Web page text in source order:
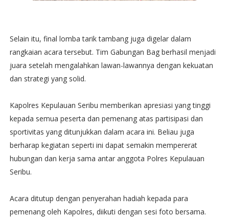
Selain itu, final lomba tarik tambang juga digelar dalam
rangkaian acara tersebut. Tim Gabungan Bag berhasil menjadi
juara setelah mengalahkan lawan-lawannya dengan kekuatan
dan strategi yang solid.
Kapolres Kepulauan Seribu memberikan apresiasi yang tinggi
kepada semua peserta dan pemenang atas partisipasi dan
sportivitas yang ditunjukkan dalam acara ini. Beliau juga
berharap kegiatan seperti ini dapat semakin mempererat
hubungan dan kerja sama antar anggota Polres Kepulauan
Seribu.
Acara ditutup dengan penyerahan hadiah kepada para
pemenang oleh Kapolres, diikuti dengan sesi foto bersama.